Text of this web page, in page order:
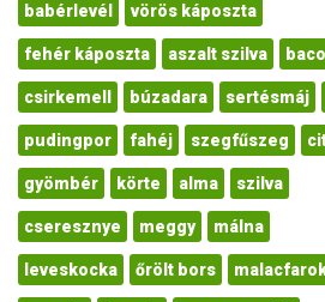
babérlevél vörös káposzta
fehér káposzta aszalt szilva
csirkemell búzadara sertésmáj
pudingpor fahéj szegfűszeg
gyömbér körte alma szilva
cseresznye meggy málna
leveskocka őrölt bors